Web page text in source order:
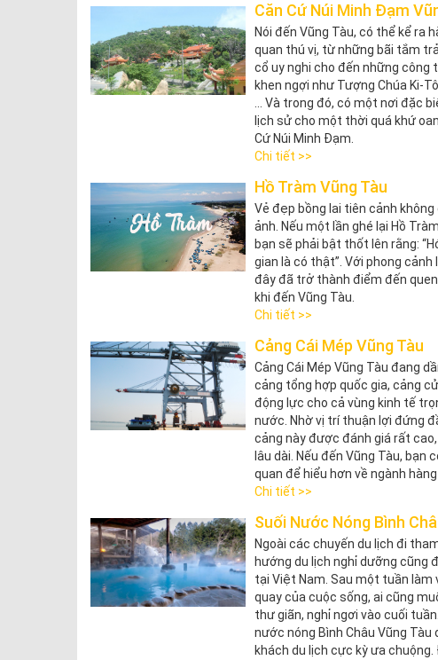
Căn Cứ Núi Minh Đạm
Nói đến Vũng Tàu, có thể kể ra
quan thú vị, từ những bãi tắm
cổ uy nghi cho đến những công
khen ngợi như Tượng Chúa Ki-
... Và trong đó, có một nơi đặc
lịch sử cho một thời quá khứ
Cứ Núi Minh Đạm.
Chi tiết >>
Hồ Tràm Vũng Tàu
Vẻ đẹp bồng lai tiên cảnh
ảnh. Nếu một lần ghé lại Hồ
bạn sẽ phải bật thốt lên rằng:
gian là có thật”. Với phong cảnh
đây đã trở thành điểm đến
khi đến Vũng Tàu.
Chi tiết >>
Cảng Cái Mép Vũng Tàu
Cảng Cái Mép Vũng Tàu đang
cảng tổng hợp quốc gia, cảng
động lực cho cả vùng kinh tế
nước. Nhờ vị trí thuận lợi đứng
cảng này được đánh giá rất
lâu dài. Nếu đến Vũng Tàu, bạn
quan để hiểu hơn về ngành hàng
Chi tiết >>
Suối Nước Nóng Bình
Ngoài các chuyến du lịch đi
hướng du lịch nghỉ dưỡng cũng
tại Việt Nam. Sau một tuần
quay của cuộc sống, ai cũng
thư giãn, nghỉ ngơi vào cuối
nước nóng Bình Châu Vũng
khách du lịch cực kỳ ưa